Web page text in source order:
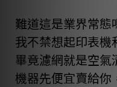
難道這是業界常態
我不禁想起印表機
畢竟濾網就是空氣
機器先便宜賣給你